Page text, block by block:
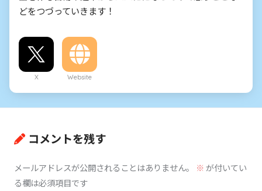
どをつづっていきます！
X Website
コメントを残す
メールアドレスが公開されることはありません。 ※が付いてい
る欄は必須項目です